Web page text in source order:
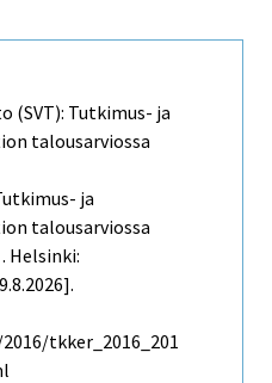
(SVT): Tutkimus- ja
talousarviossa
ja
talousarviossa
Helsinki:
tkker_2016_201